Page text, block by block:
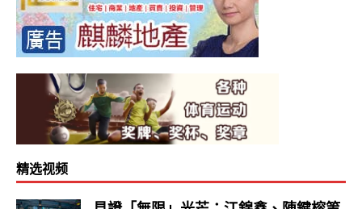
精选视频